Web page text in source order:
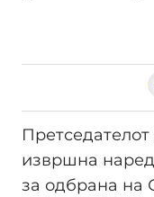
извршна
за одбрана на